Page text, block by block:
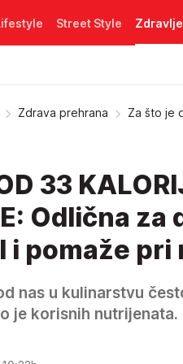
Street Style Zdravlje
Zdrava prehrana Za što je
33
Odlična
i pomaže pri
nas u kulinarstvu
je korisnih nutrijenata.